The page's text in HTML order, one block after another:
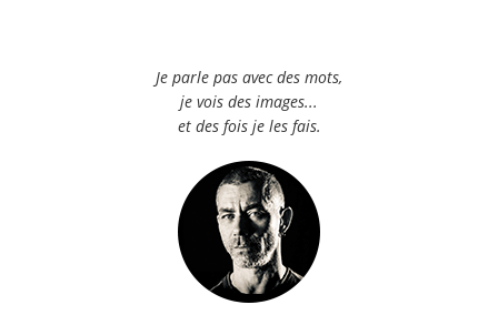
Je parle pas avec des mots,
je vois des images...
et des fois je les fais.